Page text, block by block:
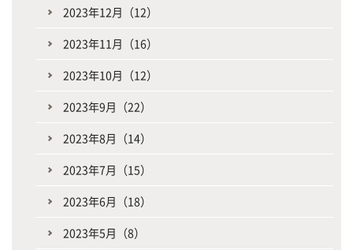
2023年12月（12）
2023年11月（16）
2023年10月（12）
2023年9月（22）
2023年8月（14）
2023年7月（15）
2023年6月（18）
2023年5月（8）